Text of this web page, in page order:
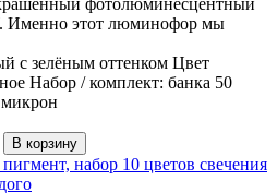
фотолюминесцентный
Именно этот люминофор мы
с зелёным оттенком Цвет
Набор / комплект: банка 50
В корзину